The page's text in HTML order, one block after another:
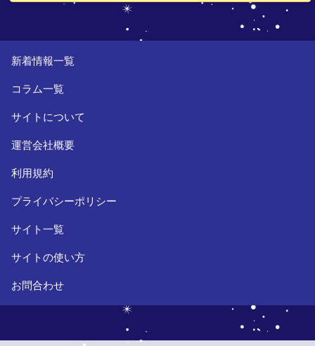
新着情報一覧
コラム一覧
サイトについて
運営会社概要
利用規約
プライバシーポリシー
サイト一覧
サイトの使い方
お問合わせ